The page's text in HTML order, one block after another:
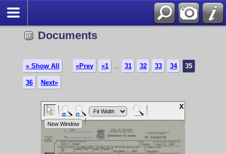
Documents
» Show All «Prev «1 ... 31 32 33 34 35
36 Next»